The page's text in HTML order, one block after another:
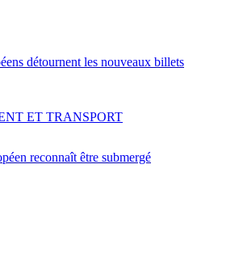
détournent les nouveaux billets
reconnaît être submergé
ET TRANSPORT